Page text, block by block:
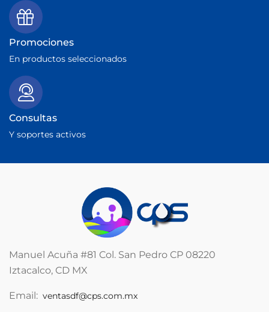
Promociones
En productos seleccionados
Consultas
Y soportes activos
Manuel Acuña #81 Col. San Pedro CP 08220
Iztacalco, CD MX
Email: ventasdf@cps.com.mx